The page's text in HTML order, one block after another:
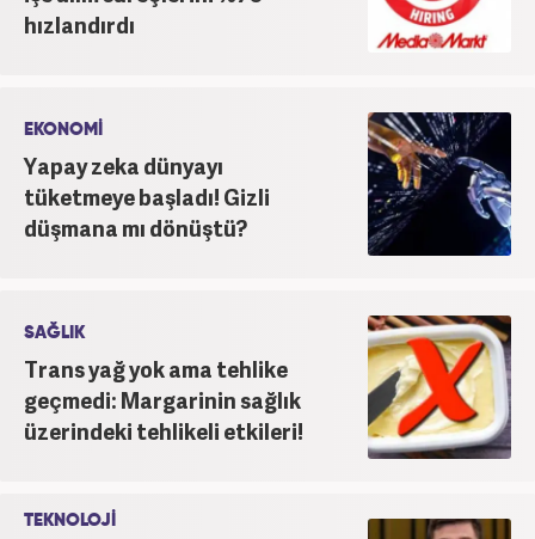
hızlandırdı
EKONOMİ
Yapay zeka dünyayı
tüketmeye başladı! Gizli
düşmana mı dönüştü?
SAĞLIK
Trans yağ yok ama tehlike
geçmedi: Margarinin sağlık
üzerindeki tehlikeli etkileri!
TEKNOLOJİ